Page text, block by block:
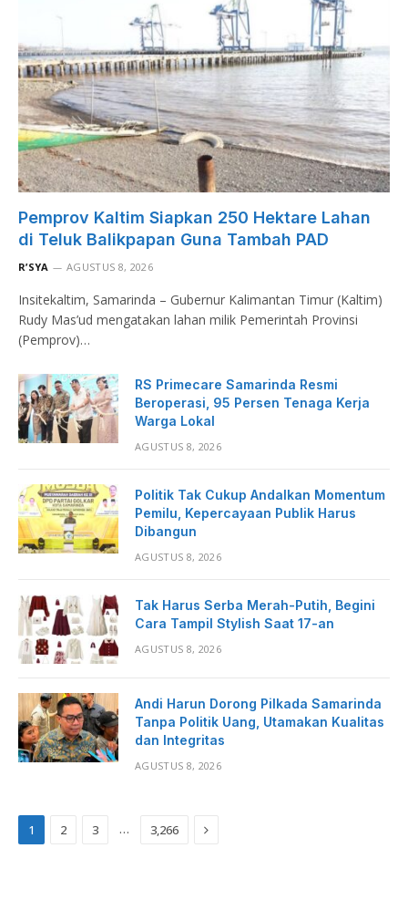
Pemprov Kaltim Siapkan 250 Hektare Lahan
di Teluk Balikpapan Guna Tambah PAD
R’SYA AGUSTUS 8, 2026
Insitekaltim, Samarinda – Gubernur Kalimantan Timur (Kaltim)
Rudy Mas’ud mengatakan lahan milik Pemerintah Provinsi
(Pemprov)…
RS Primecare Samarinda Resmi
Beroperasi, 95 Persen Tenaga Kerja
Warga Lokal
AGUSTUS 8, 2026
Politik Tak Cukup Andalkan Momentum
Pemilu, Kepercayaan Publik Harus
Dibangun
AGUSTUS 8, 2026
Tak Harus Serba Merah-Putih, Begini
Cara Tampil Stylish Saat 17-an
AGUSTUS 8, 2026
Andi Harun Dorong Pilkada Samarinda
Tanpa Politik Uang, Utamakan Kualitas
dan Integritas
AGUSTUS 8, 2026
1 2 3 … 3,266 Next